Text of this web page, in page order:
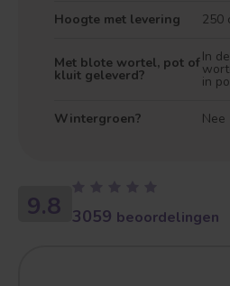
Hoogte met levering 250
Met blote wortel, pot of
kluit geleverd?
In
in
Wintergroen? Nee
9.8 3059 beoordelingen